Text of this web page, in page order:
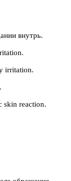
внутрь.
irritation.
skin reaction.